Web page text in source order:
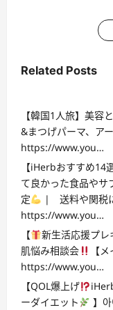
Related Posts
【韓国1人旅】美容
&まつげパーマ、ア
https://www.you…
【iHerbおすすめ14
て良かった食品や
定
| 送料や関税
https://www.you…
【
新生活応援プレ
肌悩み相談会
【
https://www.you…
【QOL爆上げ
ーダイエット
】